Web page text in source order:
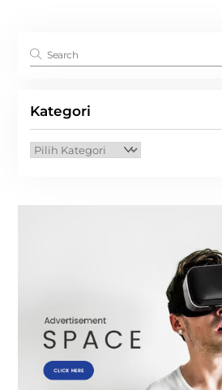
Kategori
Kategori